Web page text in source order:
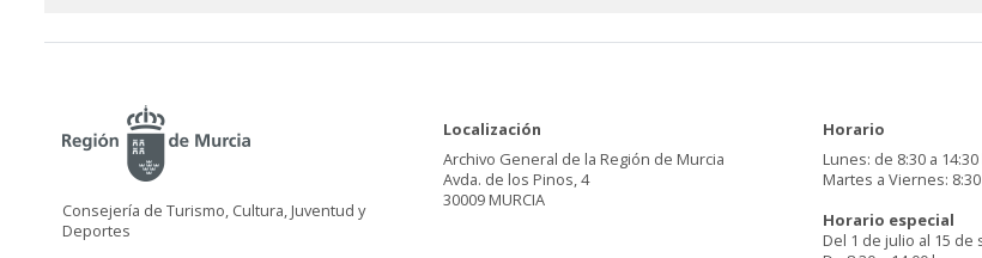
Consejería de Turismo, Cultura, Juventud y
Deportes
Localización
Archivo General de la Región de Murcia
Avda. de los Pinos, 4
30009 MURCIA
Horario
Lunes: de 8:30 a
Martes a Viernes:
Horario especial
Del 1 de julio al 15 de